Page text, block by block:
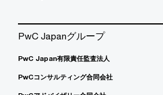
PwC Japanグループ
PwC Japan有限責任監査法人
PwCコンサルティング合同会社